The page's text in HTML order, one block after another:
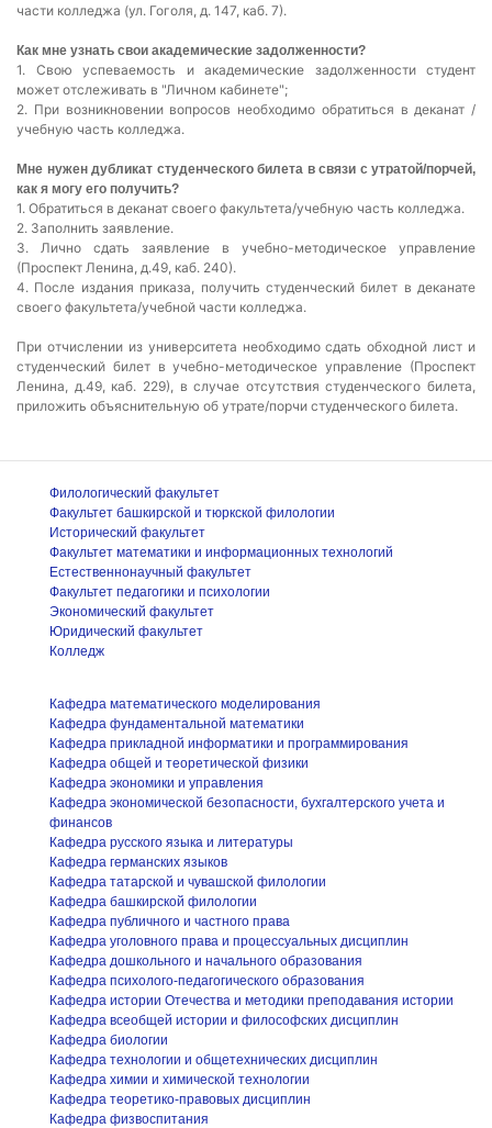
части колледжа (ул. Гоголя, д. 147, каб. 7).
Как мне узнать свои академические задолженности?
1. Свою успеваемость и академические задолженности студент
может отслеживать в "Личном кабинете";
2. При возникновении вопросов необходимо обратиться в деканат /
учебную часть колледжа.
Мне нужен дубликат студенческого билета в связи с утратой/порчей,
как я могу его получить?
1. Обратиться в деканат своего факультета/учебную часть колледжа.
2. Заполнить заявление.
3. Лично сдать заявление в учебно-методическое управление
(Проспект Ленина, д.49, каб. 240).
4. После издания приказа, получить студенческий билет в деканате
своего факультета/учебной части колледжа.
При отчислении из университета необходимо сдать обходной лист и
студенческий билет в учебно-методическое управление (Проспект
Ленина, д.49, каб. 229), в случае отсутствия студенческого билета,
приложить объяснительную об утрате/порчи студенческого билета.
Филологический факультет
Факультет башкирской и тюркской филологии
Исторический факультет
Факультет математики и информационных технологий
Естественнонаучный факультет
Факультет педагогики и психологии
Экономический факультет
Юридический факультет
Колледж
Кафедра математического моделирования
Кафедра фундаментальной математики
Кафедра прикладной информатики и программирования
Кафедра общей и теоретической физики
Кафедра экономики и управления
Кафедра экономической безопасности, бухгалтерского учета и
финансов
Кафедра русского языка и литературы
Кафедра германских языков
Кафедра татарской и чувашской филологии
Кафедра башкирской филологии
Кафедра публичного и частного права
Кафедра уголовного права и процессуальных дисциплин
Кафедра дошкольного и начального образования
Кафедра психолого-педагогического образования
Кафедра истории Отечества и методики преподавания истории
Кафедра всеобщей истории и философских дисциплин
Кафедра биологии
Кафедра технологии и общетехнических дисциплин
Кафедра химии и химической технологии
Кафедра теоретико-правовых дисциплин
Кафедра физвоспитания